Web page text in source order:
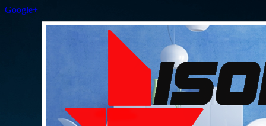
Google+